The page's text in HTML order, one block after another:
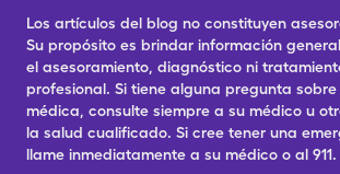
Los artículos del blog no constituyen
Su propósito es brindar información
el asesoramiento, diagnóstico ni
profesional. Si tiene alguna pregunta
médica, consulte siempre a su médico u
la salud cualificado. Si cree tener una
llame inmediatamente a su médico o al 911.